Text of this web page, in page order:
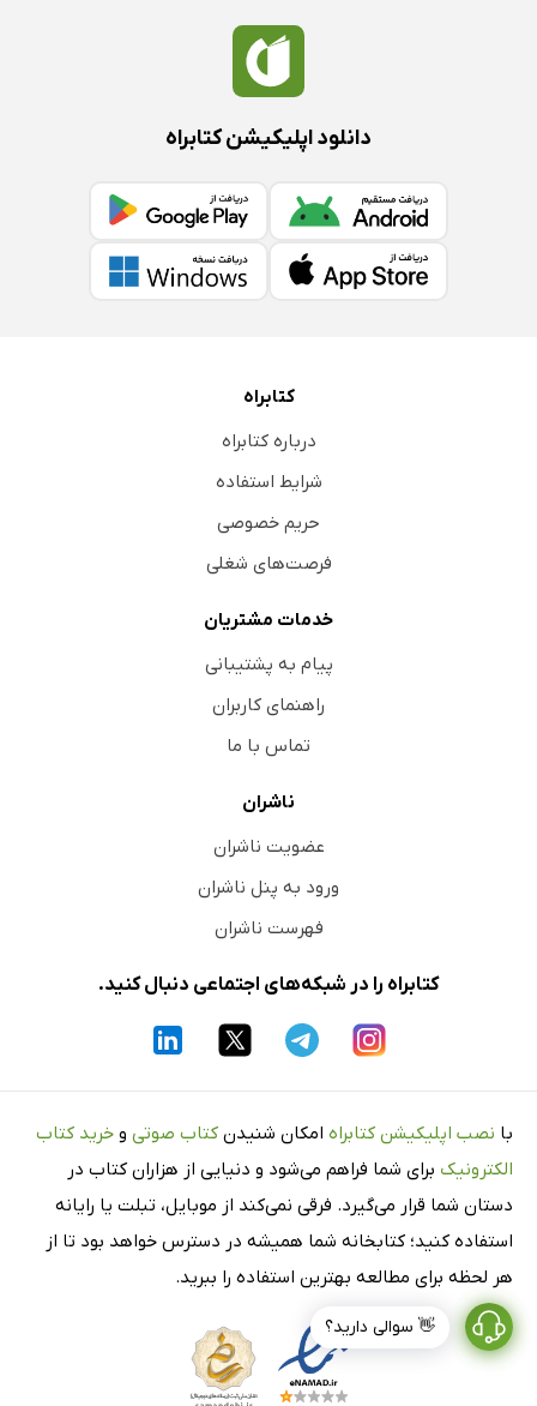
👋 سوالی دارید؟
دانلود اپلیکیشن کتابراه
کتابراه
درباره کتابراه
شرایط استفاده
حریم خصوصی
فرصت‌های شغلی
خدمات مشتریان
پیام به پشتیبانی
راهنمای کاربران
تماس با ما
ناشران
عضویت ناشران
ورود به پنل ناشران
فهرست ناشران
کتابراه را در شبکه‌های اجتماعی دنبال کنید.
با نصب اپلیکیشن کتابراه امکان شنیدن کتاب صوتی و خرید کتاب
الکترونیک برای شما فراهم می‌شود و دنیایی از هزاران کتاب در
دستان شما قرار می‌گیرد. فرقی نمی‌کند از موبایل، تبلت یا رایانه
استفاده کنید؛ کتابخانه شما همیشه در دسترس خواهد بود تا از
هر لحظه برای مطالعه بهترین استفاده را ببرید.